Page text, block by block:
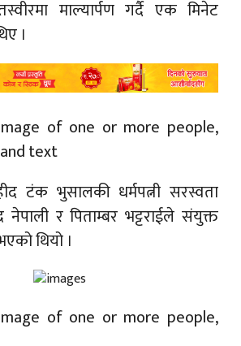
माल्यार्पण गर्दै एक मिनेट
।
टंक भुसालकी धर्मपत्नी सरस्वता
नेपालीर पिताम्बर भट्टराईले संयुक्त
थियो ।